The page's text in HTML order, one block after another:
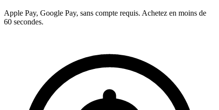
Apple Pay, Google Pay, sans compte requis. Achetez en moins de
60 secondes.